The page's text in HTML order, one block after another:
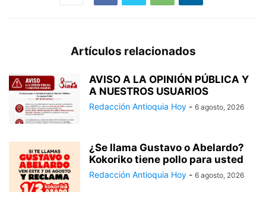
Artículos relacionados
AVISO A LA OPINIÓN PÚBLICA Y
A NUESTROS USUARIOS
Redacción Antioquia Hoy - 6 agosto, 2026
¿Se llama Gustavo o Abelardo?
Kokoriko tiene pollo para usted
Redacción Antioquia Hoy - 6 agosto, 2026